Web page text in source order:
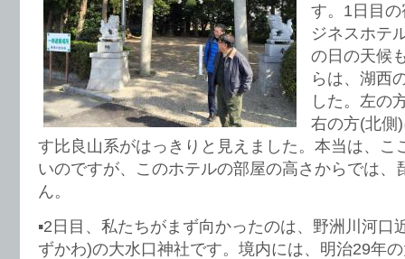
す。1日目
ジネスホテ
の日の天候
らは、湖西
した。左の
右の方(北側
す比良山系がはっきりと見えました。本当は、こ
いのですが、このホテルの部屋の高さからでは、
ん。
▪︎2日目、私たちがまず向かったのは、野洲川河口
ずかわ)の大水口神社です。境内には、明治29年